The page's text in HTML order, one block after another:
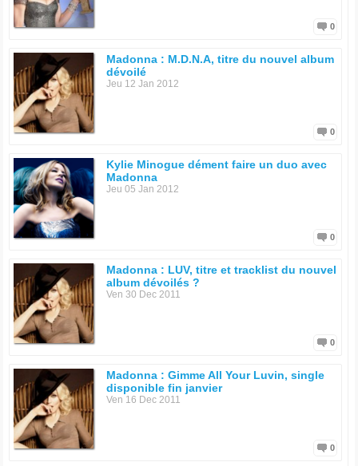
0
Madonna : M.D.N.A, titre du nouvel album
dévoilé
Jeu 12 Jan 2012
0
Kylie Minogue dément faire un duo avec
Madonna
Jeu 05 Jan 2012
0
Madonna : LUV, titre et tracklist du nouvel
album dévoilés ?
Ven 30 Dec 2011
0
Madonna : Gimme All Your Luvin, single
disponible fin janvier
Ven 16 Dec 2011
0